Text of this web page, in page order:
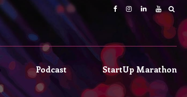
Podcast StartUp Marathon